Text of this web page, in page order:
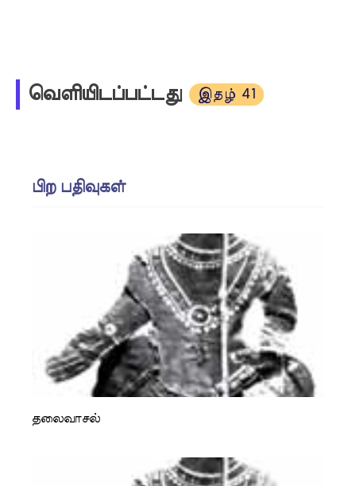
வெளியிடப்பட்டது இதழ் 41
பிற பதிவுகள்
தலைவாசல்